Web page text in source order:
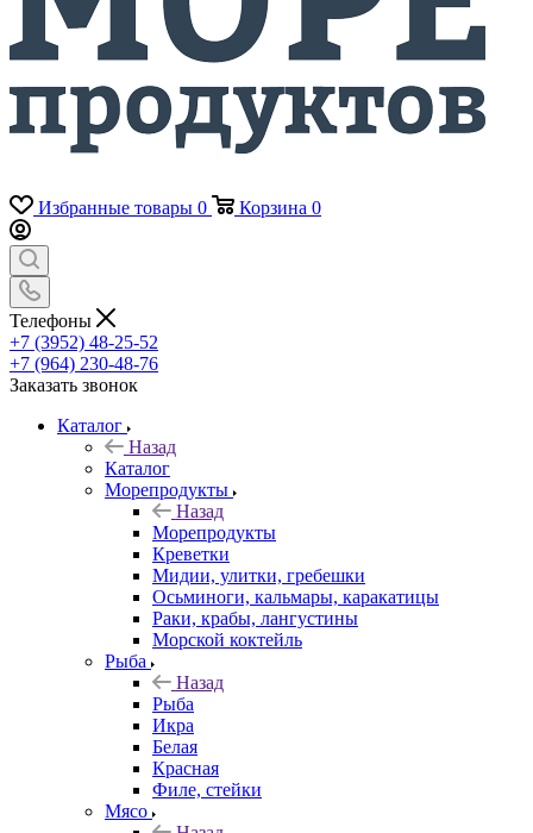
Избранные товары 0 Корзина 0
Телефоны
+7 (3952) 48-25-52
+7 (964) 230-48-76
Заказать звонок
Каталог
Назад
Каталог
Морепродукты
Назад
Морепродукты
Креветки
Мидии, улитки, гребешки
Осьминоги, кальмары, каракатицы
Раки, крабы, лангустины
Морской коктейль
Рыба
Назад
Рыба
Икра
Белая
Красная
Филе, стейки
Мясо